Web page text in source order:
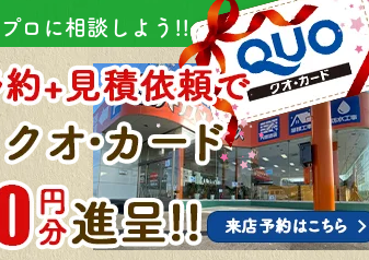
プロに相談しよう!!